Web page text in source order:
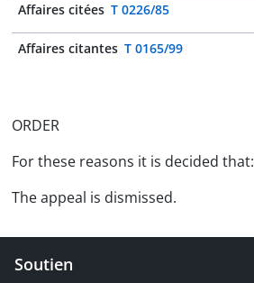
Affaires citées T 0226/85
Affaires citantes T 0165/99
ORDER
For these reasons it is decided that:
The appeal is dismissed.
Soutien